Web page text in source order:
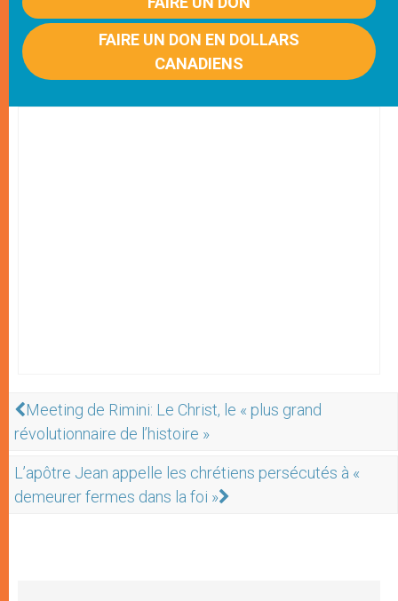
FAIRE UN DON EN DOLLARS
CANADIENS
Meeting de Rimini: Le Christ, le « plus grand
révolutionnaire de l’histoire »
L’apôtre Jean appelle les chrétiens persécutés à «
demeurer fermes dans la foi »